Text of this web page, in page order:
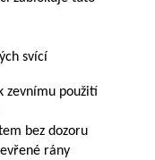
svící
zevnímu použití
bez dozoru
rány